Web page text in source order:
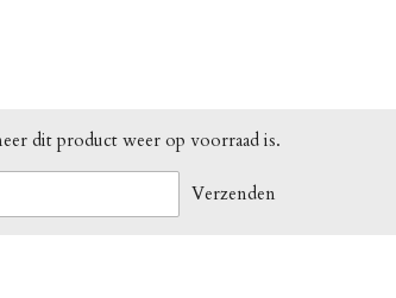
dit product weer op voorraad is.
Verzenden